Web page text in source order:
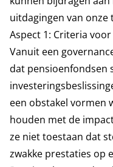
uitdagingen van onze
Aspect 1: Criteria
Vanuit een
dat pensioenfondsen
een obstakel vormen
houden met de
ze niet toestaan dat
zwakke prestaties op